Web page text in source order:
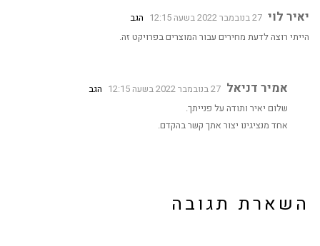
יאיר לוי 27 בנובמבר 2022 בשעה 12:15
הגב
הייתי רוצה לדעת מחירים עבור המוצרים בפרויקט זה.
אמיר דניאל 27 בנובמבר 2022 בשעה 12:15
הגב
שלום יאיר ותודה על פנייתך.
אחד מנציגינו יצור אתך קשר בהקדם.
השארת תגובה